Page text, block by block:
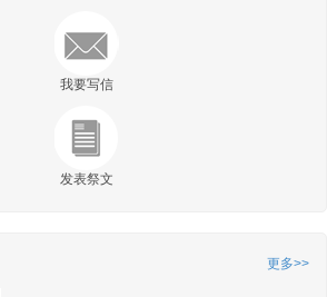
我要写信
发表祭文
更多>>